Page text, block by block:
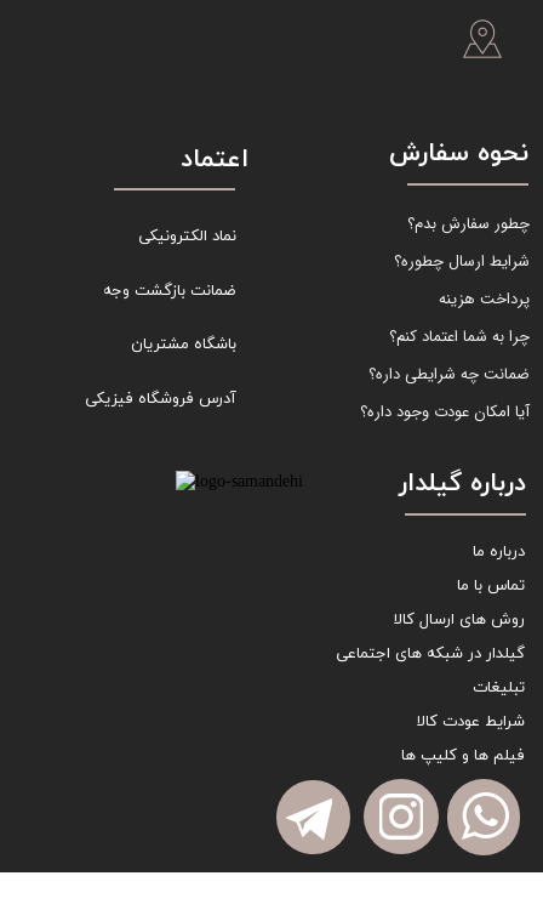
نحوه سفارش
چطور سفارش بدم؟
شرایط ارسال چطوره؟
پرداخت هزینه
چرا به شما اعتماد کنم؟
ضمانت چه شرایطی داره؟
آیا امکان عودت وجود داره؟
اعتماد
نماد الکترونیکی
ضمانت بازگشت وجه
باشگاه مشتریان
آدرس فروشگاه فیزیکی
درباره گیلدار
درباره ما
تماس با ما
روش های ارسال کالا
گیلدار در شبکه های اجتماعی
تبلیغات
شرایط عودت کالا
فیلم ها و کلیپ ها